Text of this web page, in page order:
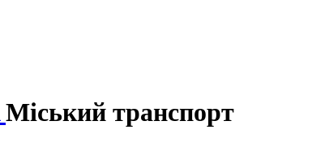
Міський транспорт